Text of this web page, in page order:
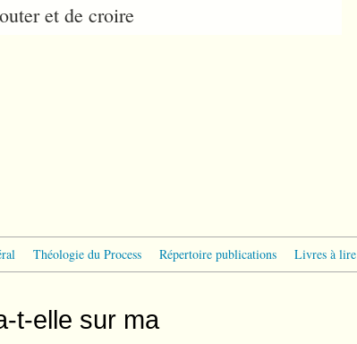
et de croire
Théologie du Process Répertoire publications Livres à lire
t-elle sur ma